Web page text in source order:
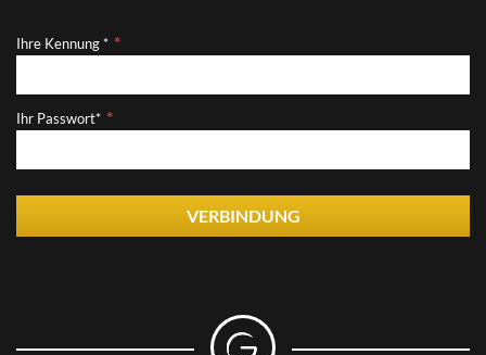
Ihre Kennung *
Ihr Passwort*
VERBINDUNG